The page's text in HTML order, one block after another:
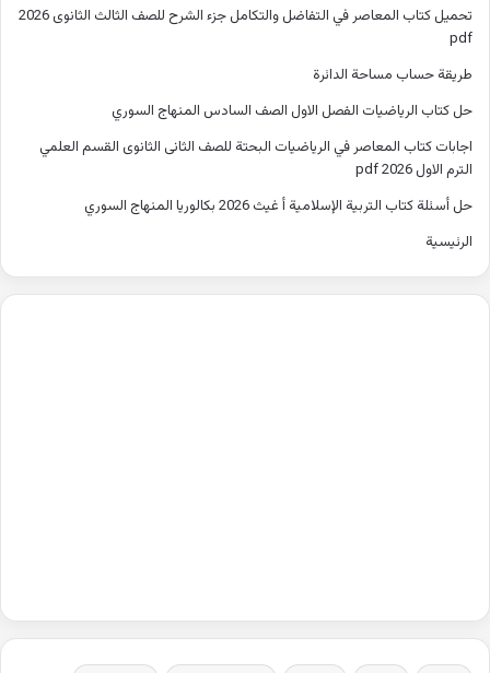
تحميل كتاب المعاصر في التفاضل والتكامل جزء الشرح للصف الثالث الثانوى 2026
pdf
طريقة حساب مساحة الدائرة
حل كتاب الرياضيات الفصل الاول الصف السادس المنهاج السوري
اجابات كتاب المعاصر في الرياضيات البحتة للصف الثانى الثانوى القسم العلمي
الترم الاول 2026 pdf
حل أسئلة كتاب التربية الإسلامية أ غيث 2026 بكالوريا المنهاج السوري
الرئيسية